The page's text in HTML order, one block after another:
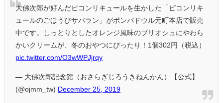
大佛次郎が好んだピコンリキュールを生かした「ピコンリキ
ュールのごほうびサバラン」がポンパドウル元町本店で販売
中です。しっとりとしたオレンジ風味のブリオシュにやわら
かいクリームが、冬のおやつにぴったり！1個302円（税込）
pic.twitter.com/O3wWPJjrqy
— 大佛次郎記念館（おさらぎじろうきねんかん）【公式】
(@ojmm_tw) December 25, 2019